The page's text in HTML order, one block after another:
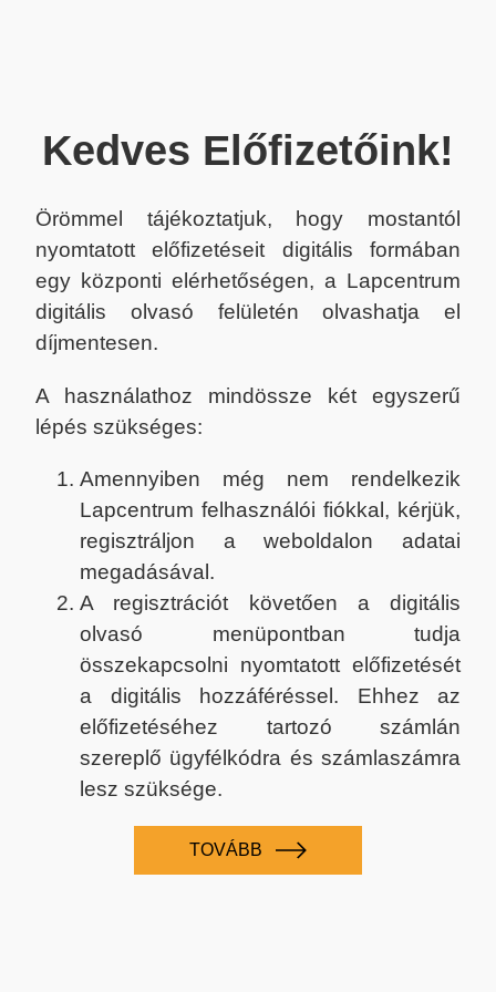
Kedves Előfizetőink!
Örömmel tájékoztatjuk, hogy mostantól
nyomtatott előfizetéseit digitális formában
egy központi elérhetőségen, a Lapcentrum
digitális olvasó felületén olvashatja el
díjmentesen.
A használathoz mindössze két egyszerű
lépés szükséges:
Amennyiben még nem rendelkezik
Lapcentrum felhasználói fiókkal, kérjük,
regisztráljon a weboldalon adatai
megadásával.
A regisztrációt követően a digitális
olvasó menüpontban tudja
összekapcsolni nyomtatott előfizetését
a digitális hozzáféréssel. Ehhez az
előfizetéséhez tartozó számlán
szereplő ügyfélkódra és számlaszámra
lesz szüksége.
TOVÁBB